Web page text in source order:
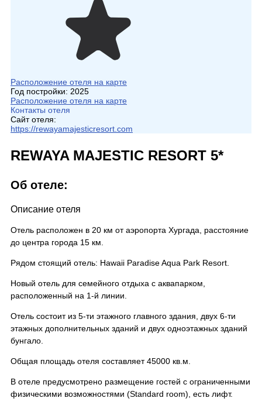
Расположение отеля на карте
Год постройки: 2025
Расположение отеля на карте
Контакты отеля
Сайт отеля:
https://rewayamajesticresort.com
REWAYA MAJESTIC RESORT 5*
Об отеле:
Описание отеля
Отель расположен в 20 км от аэропорта Хургада, расстояние
до центра города 15 км.
Рядом стоящий отель: Hawaii Paradise Aqua Park Resort.
Новый отель для семейного отдыха с аквапарком,
расположенный на 1-й линии.
Отель состоит из 5-ти этажного главного здания, двух 6-ти
этажных дополнительных зданий и двух одноэтажных зданий
бунгало.
Общая площадь отеля составляет 45000 кв.м.
В отеле предусмотрено размещение гостей с ограниченными
физическими возможностями (Standard room), есть лифт.